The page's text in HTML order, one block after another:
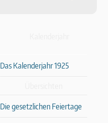
Das Kalenderjahr 1925
Die gesetzlichen Feiertage